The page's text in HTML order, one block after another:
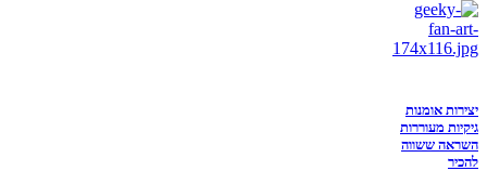
יצירות אומנות
גיקיות מעוררות
השראה ששווה
להכיר